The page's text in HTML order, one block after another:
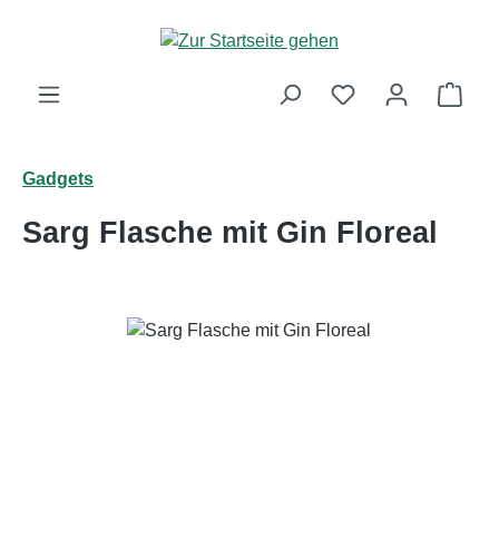
Zum Hauptinhalt springen
Gadgets
Sarg Flasche mit Gin Floreal
Bildergalerie überspringen